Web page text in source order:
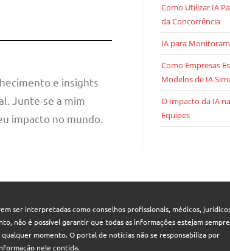
e insights
Junte-se a mim
impacto no mundo.
Como Utilizar IA
da Concorrência
IA para
Como Empresas
Modelos de IA
O Impacto da IA
Equipes
ser interpretadas como conselhos profissionais, médicos,
não é possível garantir que todas as informações estejam sempre
momento. O portal de notícias não se responsabiliza por
nele contida.